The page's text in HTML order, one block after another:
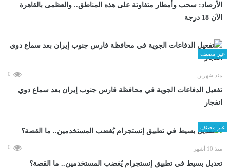
الأرصاد: سحب وأمطار متفاوتة على هذه المناطق.. والعظمى بالقاهرة
الآن 18 درجة
غير مصنف
منذ شهرين 0
تفعيل الدفاعات الجوية في محافظة فارس جنوب إيران بعد سماع دوي
انفجار
غير مصنف
منذ 10 أشهر 0
تعديل بسيط في تطبيق إنستجرام يُغضب المستخدمين.. ما القصة؟